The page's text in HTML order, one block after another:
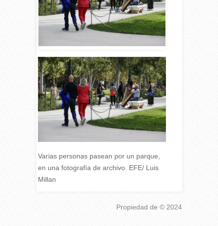
Varias personas pasean por un parque,
en una fotografía de archivo. EFE/ Luis
Millan
Propiedad de © 2024